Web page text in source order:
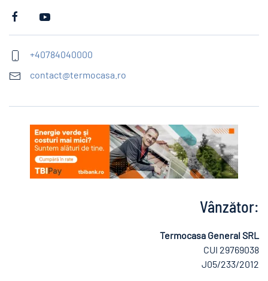
+40784040000
contact@termocasa.ro
Vânzător:
Termocasa General SRL
CUI 29769038
J05/233/2012